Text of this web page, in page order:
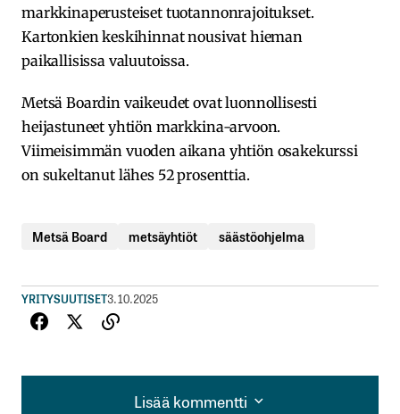
markkinaperusteiset tuotannonrajoitukset.
Kartonkien keskihinnat nousivat hieman
paikallisissa valuutoissa.
Metsä Boardin vaikeudet ovat luonnollisesti
heijastuneet yhtiön markkina-arvoon.
Viimeisimmän vuoden aikana yhtiön osakekurssi
on sukeltanut lähes 52 prosenttia.
Metsä Board metsäyhtiöt säästöohjelma
YRITYSUUTISET3.10.2025
Lisää kommentti